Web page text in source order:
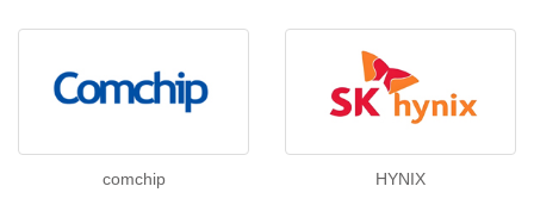
comchip HYNIX